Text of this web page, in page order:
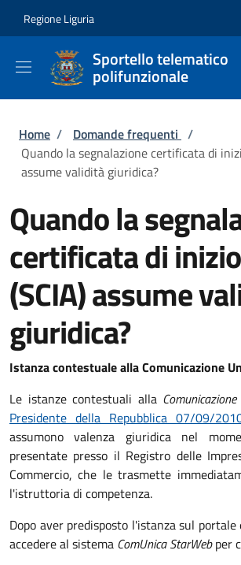
Regione Liguria
Sportello telematico
polifunzionale
Briciole di pane
Home / Domande frequenti /
Quando la segnalazione certificata di
assume validità giuridica?
Quando la
certificata di
(SCIA) assume
giuridica?
Istanza contestuale alla Comunicazione
Le istanze contestuali alla
Presidente della Repubblica 07/09/
assumono valenza giuridica nel
presentate presso il Registro delle
Commercio, che le trasmette
l'istruttoria di competenza.
Dopo aver predisposto l'istanza sul
accedere al sistema ComUnica StarWebper